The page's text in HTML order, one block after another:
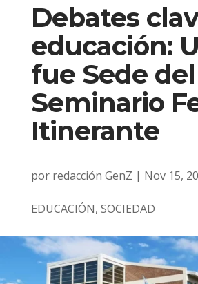
Debates
educación:
fue Sede del
Seminario
Itinerante
por redacción GenZ | Nov 15,
EDUCACIÓN, SOCIEDAD